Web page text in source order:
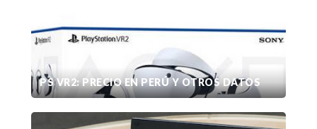
PS VR2: PRECIO EN PERÚ Y OTROS DATOS